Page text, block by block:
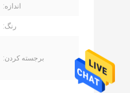
اندازه:
رنگ:
برجسته کردن: